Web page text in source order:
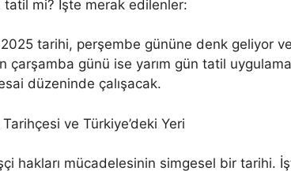
tatil mi? İşte merak edilenler:
2025 tarihi, perşembe gününe denk geliyor
çarşamba günü ise yarım gün tatil
düzeninde çalışacak.
Tarihçesi ve Türkiye’deki Yeri
hakları mücadelesinin simgesel bir tarihi.